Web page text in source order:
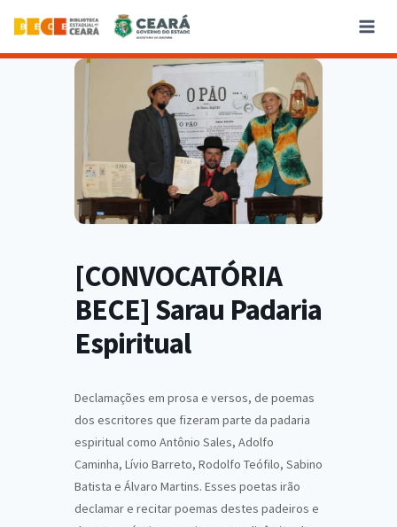
[CONVOCATÓRIA
BECE] Sarau Padaria
Espiritual
Declamações em prosa e versos, de poemas
dos escritores que fizeram parte da padaria
espiritual como Antônio Sales, Adolfo
Caminha, Lívio Barreto, Rodolfo Teófilo, Sabino
Batista e Álvaro Martins. Esses poetas irão
declamar e recitar poemas destes padeiros e